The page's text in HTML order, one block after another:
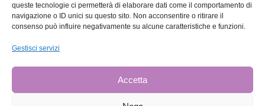
queste tecnologie ci permetterà di elaborare dati come il comportamento di
navigazione o ID unici su questo sito. Non acconsentire o ritirare il
consenso può influire negativamente su alcune caratteristiche e funzioni.
Gestisci servizi
Accetta
Lun – Ven
08:30–13:00 / 14:00–19:00
Sabato
08:30–11:30
Download Moduli